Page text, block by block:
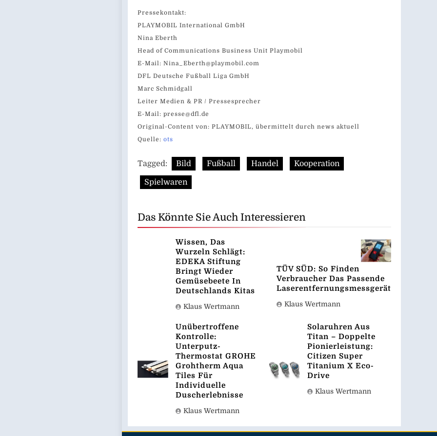
Pressekontakt:
PLAYMOBIL International GmbH
Nina Eberth
Head of Communications Business Unit Playmobil
E-Mail: Nina_Eberth@playmobil.com
DFL Deutsche Fußball Liga GmbH
Marc Schmidgall
Leiter Medien & PR / Pressesprecher
E-Mail: presse@dfl.de
Original-Content von: PLAYMOBIL, übermittelt durch news aktuell
Quelle: ots
Tagged: Bild Fußball Handel Kooperation
Spielwaren
Das Könnte Sie Auch Interessieren
Wissen, Das
Wurzeln Schlägt:
EDEKA Stiftung
Bringt Wieder
Gemüsebeete In
Deutschlands Kitas
Klaus Wertmann
TÜV SÜD: So Finden
Verbraucher Das Passende
Laserentfernungsmessgerät
Klaus Wertmann
Unübertroffene
Kontrolle:
Unterputz-
Thermostat GROHE
Grohtherm Aqua
Tiles Für
Individuelle
Duscherlebnisse
Klaus Wertmann
Solaruhren Aus
Titan – Doppelte
Pionierleistung:
Citizen Super
Titanium X Eco-
Drive
Klaus Wertmann